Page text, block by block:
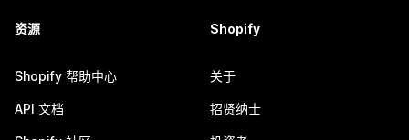
资源
Shopify 帮助中心
API 文档
Shopify
关于
招贤纳士